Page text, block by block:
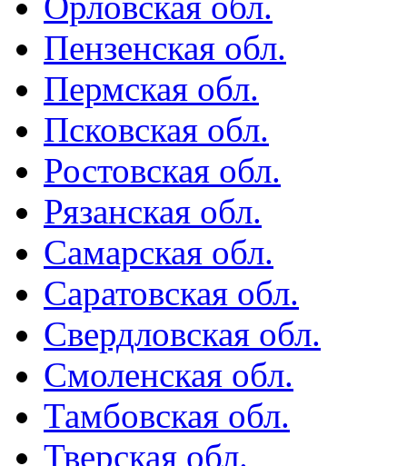
Пензенская обл.
Пермская обл.
Псковская обл.
Ростовская обл.
Рязанская обл.
Самарская обл.
Саратовская обл.
Свердловская обл.
Смоленская обл.
Тамбовская обл.
Тверская обл.